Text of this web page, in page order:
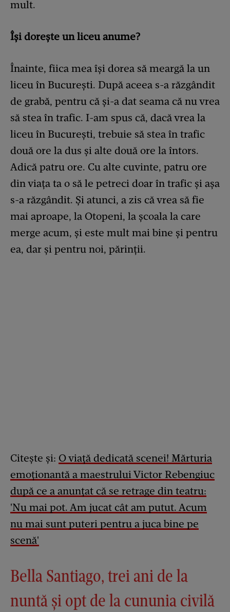
mult.
Își dorește un liceu anume?
Înainte, fiica mea își dorea să meargă la un
liceu în București. După aceea s-a răzgândit
de grabă, pentru că și-a dat seama că nu vrea
să stea în trafic. I-am spus că, dacă vrea la
liceu în București, trebuie să stea în trafic
două ore la dus și alte două ore la întors.
Adică patru ore. Cu alte cuvinte, patru ore
din viața ta o să le petreci doar în trafic și așa
s-a răzgândit. Și atunci, a zis că vrea să fie
mai aproape, la Otopeni, la școala la care
merge acum, și este mult mai bine și pentru
ea, dar și pentru noi, părinții.
Citește și: O viață dedicată scenei! Mărturia
emoționantă a maestrului Victor Rebengiuc
după ce a anunțat că se retrage din teatru:
'Nu mai pot. Am jucat cât am putut. Acum
nu mai sunt puteri pentru a juca bine pe
scenă'
Bella Santiago, trei ani de la
nuntă și opt de la cununia civilă